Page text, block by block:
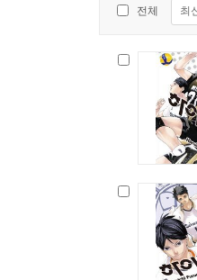
전체 최